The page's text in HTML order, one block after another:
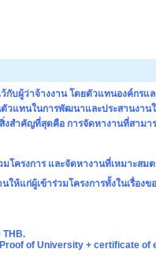
กับผู้ว่าจ้างงาน โดยตัวแทนองค์กรแล
ตัวแทนในการพัฒนาและประสานงา
งสำคัญที่สุดคือ การจัดหางานที่สาม
โครงการ และจัดหางานที่เหมาะส
ห้แก่ผู้เข้าร่วมโครงการทั้งในเรื่อง
THB.
of University + certificate of